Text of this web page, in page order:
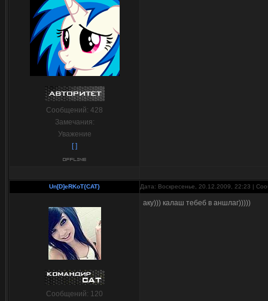
Сообщений: 428
Замечания:
Уважение
[ ]
Un[D]eRKoT{CAT} Дата: Воскресенье, 20.12.2009, 22:23 |
Сообщений: 120
аку))) калаш тебеб в аншлаг)))))